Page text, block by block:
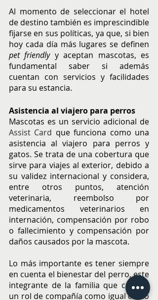
Al momento de seleccionar el hotel
de destino también es imprescindible
fijarse en sus políticas, ya que, si bien
pet friendly y aceptan mascotas, es
fundamental saber si además
cuentan con servicios y facilidades
para su estancia.
Asistencia al viajero para perros
Assist Card que funciona como una
asistencia al viajero para perros y
gatos. Se trata de una cobertura que
sirve para viajes al exterior, debido a
su validez internacional y considera,
entre otros puntos, atención
veterinaria, reembolso por
medicamentos veterinarios en
internación, compensación por robo
o fallecimiento y compensación por
daños causados por la mascota.
Lo más importante es tener siempre
en cuenta el bienestar del perro, este
integrante de la familia que cumple
un rol de compañía como igual como